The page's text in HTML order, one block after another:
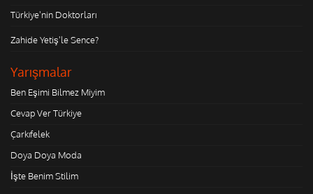
Türkiye'nin Doktorları
Zahide Yetiş'le Sence?
Yarışmalar
Ben Eşimi Bilmez Miyim
Cevap Ver Türkiye
Çarkıfelek
Doya Doya Moda
İşte Benim Stilim